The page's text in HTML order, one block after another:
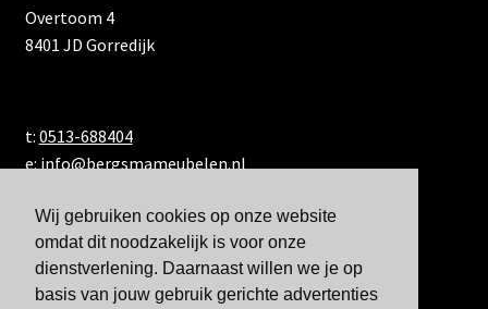
Wij gebruiken cookies op onze website
omdat dit noodzakelijk is voor onze
dienstverlening. Daarnaast willen we je op
basis van jouw gebruik gerichte advertenties
Overtoom 4
8401 JD Gorredijk
t: 0513-688404
e:info@bergsmameubelen.nl